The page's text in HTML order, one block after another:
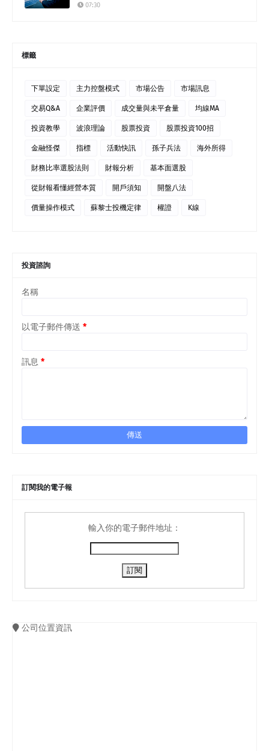
07:30
標籤
下單設定 主力控盤模式 市場公告 市場訊息
交易Q&A 企業評價 成交量與未平倉量 均線MA
投資教學 波浪理論 股票投資 股票投資100招
金融怪傑 指標 活動快訊 孫子兵法 海外所得
財務比率選股法則 財報分析 基本面選股
從財報看懂經營本質 開戶須知 開盤八法
價量操作模式 蘇黎士投機定律 權證 K線
投資諮詢
名稱
以電子郵件傳送 *
訊息 *
訂閱我的電子報
輸入你的電子郵件地址：
公司位置資訊